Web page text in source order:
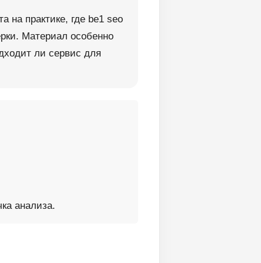
на практике, где be1 seo
Материал особенно
ли сервис для
анализа.